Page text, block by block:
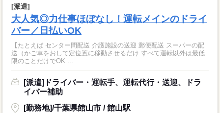
[派遣]
大人気◎力仕事ほぼなし！運転メインのドライ
バー／日払いOK
【たとえば センター間配送 介護施設の送迎 郵便配送 スーパーの配
送（かご車をおして定位置に移動させるだけ すべて運転以外は最低
限のことだけでOK ...
[派遣]ドライバー・運転手、運転代行・送迎、ドラ
イバー補助
[勤務地]/千葉県館山市 / 館山駅